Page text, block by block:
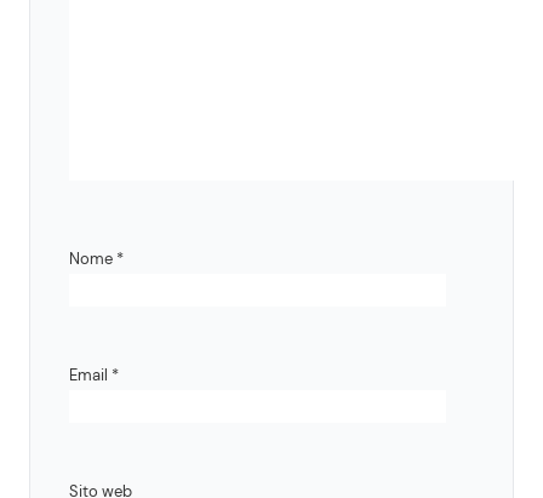
Nome *
Email *
Sito web